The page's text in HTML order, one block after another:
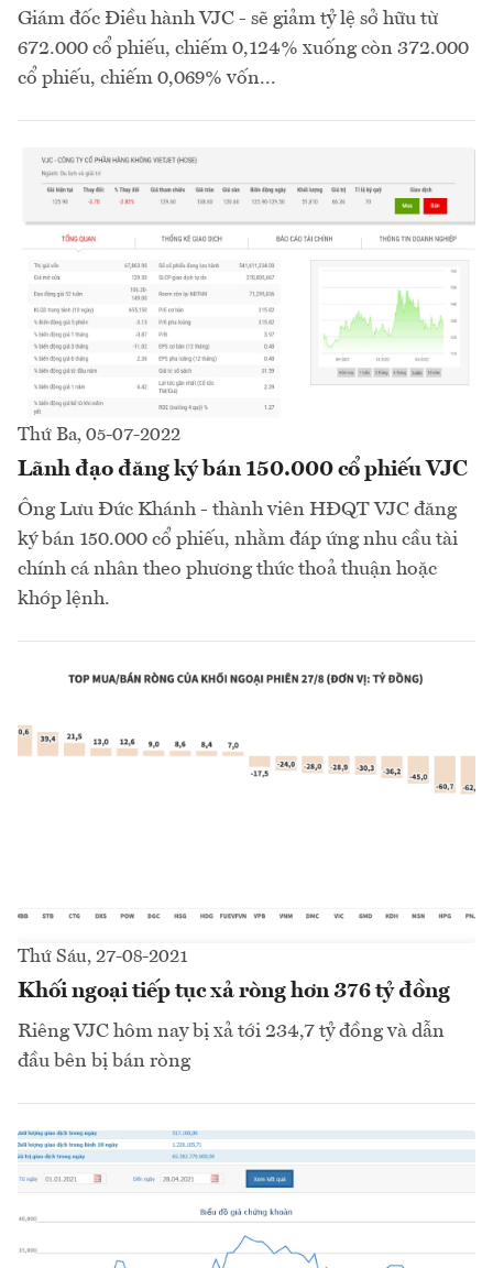
Giám đốc Điều hành VJC - sẽ giảm tỷ lệ sở hữu từ
672.000 cổ phiếu, chiếm 0,124% xuống còn 372.000
cổ phiếu, chiếm 0,069% vốn...
Thứ Ba, 05-07-2022
Lãnh đạo đăng ký bán 150.000 cổ phiếu VJC
Ông Lưu Đức Khánh - thành viên HĐQT VJC đăng
ký bán 150.000 cổ phiếu, nhằm đáp ứng nhu cầu tài
chính cá nhân theo phương thức thoả thuận hoặc
khớp lệnh.
Thứ Sáu, 27-08-2021
Khối ngoại tiếp tục xả ròng hơn 376 tỷ đồng
Riêng VJC hôm nay bị xả tới 234,7 tỷ đồng và dẫn
đầu bên bị bán ròng